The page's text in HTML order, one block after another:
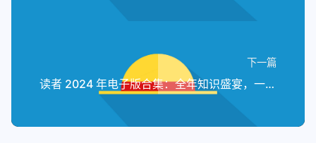
下一篇
读者 2024 年电子版合集：全年知识盛宴，一键免费下载！